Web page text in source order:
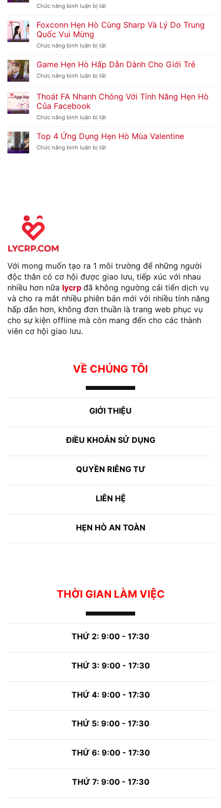
Chức năng bình luận bị tắt
Hò
Và
Với
Tuyệt
Vời
Foxconn Hẹn Hò Cùng Sharp Và Lý Do Trung
Quốc Vui Mừng
Chức năng bình luận bị tắt
Hẹn
Hò
Lý
Mừng
Game Hẹn Hò Hấp Dẫn Dành Cho Giới Trẻ
Chức năng bình luận bị tắt
Hò
Giới
Trẻ
Thoát FA Nhanh Chóng Với Tính Năng Hẹn Hò
Của Facebook
Chức năng bình luận bị tắt
FA
Nhanh
Top 4 Ứng Dụng Hẹn Hò Mùa Valentine
Chức năng bình luận bị tắt
Với mong muốn tạo ra 1 môi trường để những người
độc thân có cơ hội được giao lưu, tiếp xúc với nhau
nhiều hơn nữa lycrp đã không ngường cải tiến dịch vụ
và cho ra mắt nhiều phiên bản mới với nhiều tính năng
hấp dẫn hơn, không đơn thuần là trang web phục vụ
cho sự kiện offline mà còn mang đến cho các thành
viên cơ hội giao lưu.
VỀ CHÚNG TÔI
GIỚI THIỆU
ĐIỀU KHOẢN SỬ DỤNG
QUYỀN RIÊNG TƯ
LIÊN HỆ
HẸN HÒ AN TOÀN
THỜI GIAN LÀM VIỆC
THỨ 2: 9:00 - 17:30
THỨ 3: 9:00 - 17:30
THỨ 4: 9:00 - 17:30
THỨ 5: 9:00 - 17:30
THỨ 6: 9:00 - 17:30
THỨ 7: 9:00 - 17:30